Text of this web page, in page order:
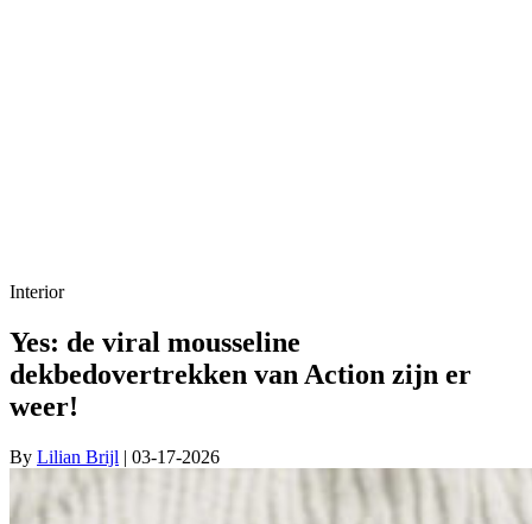
Interior
Yes: de viral mousseline
dekbedovertrekken van Action zijn er
weer!
By Lilian Brijl | 03-17-2026